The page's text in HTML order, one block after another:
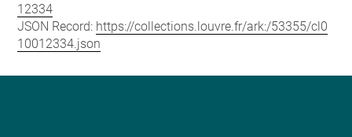
12334
JSON Record: https://collections.louvre.fr/ark:/53355/cl0
10012334.json